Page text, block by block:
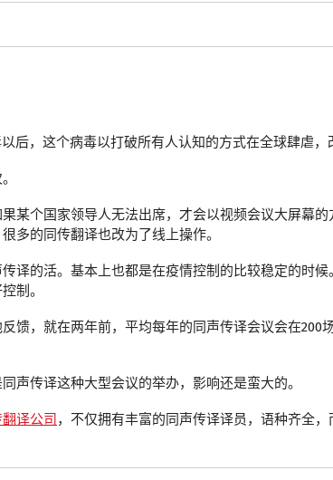
后，这个病毒以打破所有人认知的方式在全球肆虐，
某个国家领导人无法出席，才会以视频会议大屏幕
多的同传翻译也改为了线上操作。
译的活。基本上也都是在疫情控制的比较稳定的时
制。
馈，就在两年前，平均每年的同声传译会议会在
声传译这种大型会议的举办，影响还是蛮大的。
翻译公司 ，不仅拥有丰富的同声传译译员，语种齐全